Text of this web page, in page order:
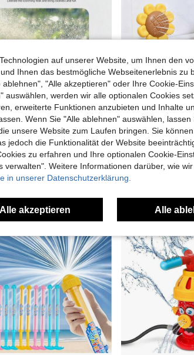
360° drehendes Krokodil Wasserspielzeug für Kinder, Sommer Outdoor Garten Rasen Sprinkler, Kleinkind Wasserspielzeug, Kinder Garten Wasserspielzeug, 3 Jahre alt
6 übrig
13,66€
auf unserer Website, um Ihnen den
Ihnen das bestmögliche Webseitenerlebnis zu
"Alle akzeptieren" oder Ihre Cookie-
auswählen, werden wir alle optionalen Cookies
erweiterte Funktionen anzubieten und Inhalte
Wenn Sie "Alle ablehnen" auswählen, lassen
unsere Website zum Laufen bringen. Sie
jedoch die Funktionalität der Website
zu erfahren und Ihre optionalen Cookie-
verwalten". Weitere Informationen darüber, wie
in unserer Datenschutzerklärung.
Alle akzeptieren Alle